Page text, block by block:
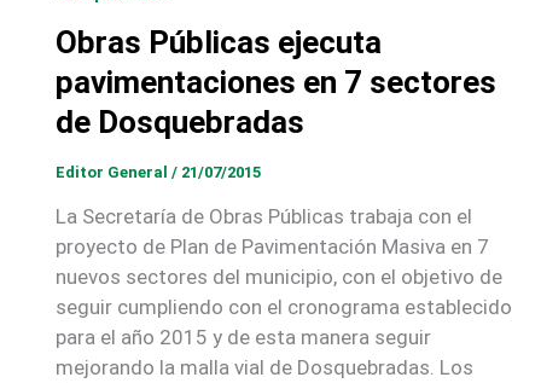
Obras Públicas ejecuta
pavimentaciones en 7 sectores
de Dosquebradas
Editor General / 21/07/2015
La Secretaría de Obras Públicas trabaja con el
proyecto de Plan de Pavimentación Masiva en 7
nuevos sectores del municipio, con el objetivo de
seguir cumpliendo con el cronograma establecido
para el año 2015 y de esta manera seguir
mejorando la malla vial de Dosquebradas. Los